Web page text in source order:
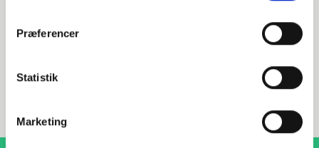
Præferencer
Statistik
Marketing